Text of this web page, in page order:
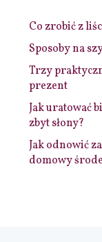
Co zrobić z
Sposoby na
Trzy
prezent
Jak uratować
zbyt słony?
Jak odnowić
domowy